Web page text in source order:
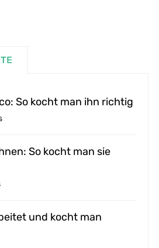
So kocht man ihn richtig
So kocht man sie
und kocht man